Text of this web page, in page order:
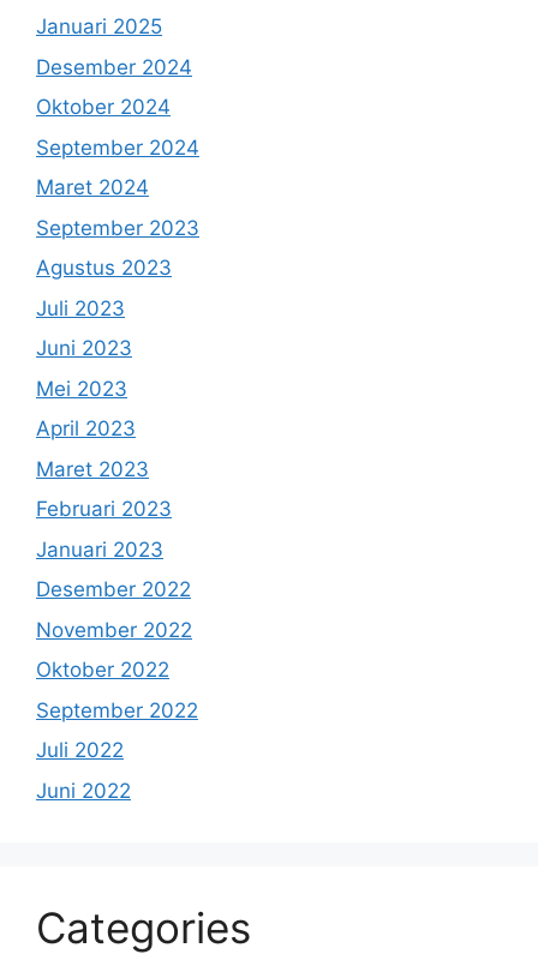
Januari 2025
Desember 2024
Oktober 2024
September 2024
Maret 2024
September 2023
Agustus 2023
Juli 2023
Juni 2023
Mei 2023
April 2023
Maret 2023
Februari 2023
Januari 2023
Desember 2022
November 2022
Oktober 2022
September 2022
Juli 2022
Juni 2022
Categories